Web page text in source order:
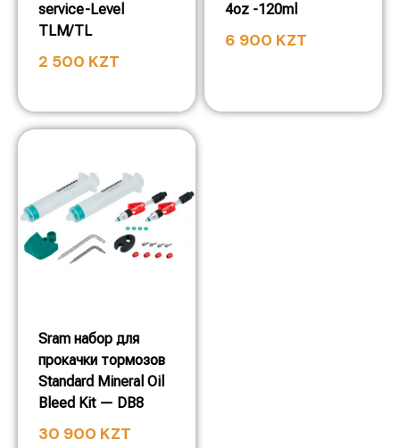
service-Level
TLM/TL
2 500 KZT
4oz -120ml
6 900 KZT
Sram набор для
прокачки тормозов
Standard Mineral Oil
Bleed Kit — DB8
30 900 KZT